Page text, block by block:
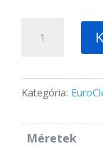
Kategória:
Méretek